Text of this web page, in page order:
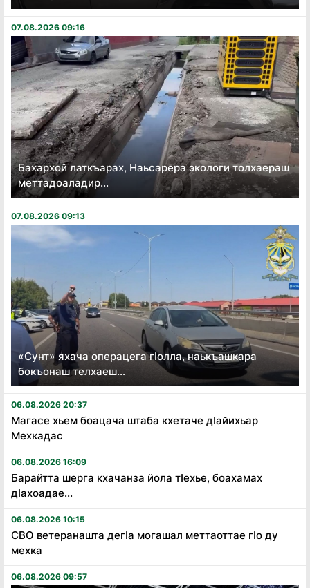
07.08.2026 09:16
Бахархой латкъарах, Наьсарера экологи толхаераш
меттадоаладир...
07.08.2026 09:13
«Сунт» яхача операцега гӏолла, наькъашкара
бокъонаш телхаеш...
06.08.2026 20:37
Магасе хьем боацача штаба кхетаче дӏайихьар
Мехкадас
06.08.2026 16:09
Барайтта шерга кхачанза йола тӏехье, боахамах
дӏахоадае...
06.08.2026 10:15
СВО ветеранашта дегӏа могашал меттаоттае гӏо ду
мехка
06.08.2026 09:57